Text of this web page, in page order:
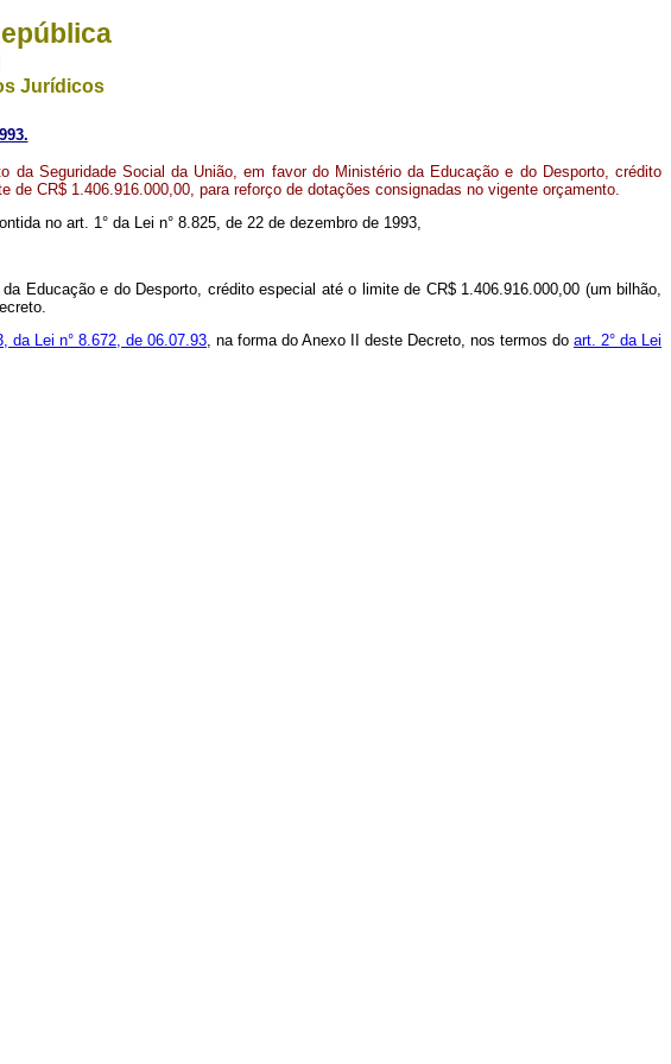
Jurídicos
da Seguridade Social da União, em favor do Ministério da Educação e do Desporto, crédito
de CR$ 1.406.916.000,00, para reforço de dotações consignadas no vigente orçamento.
no art. 1° da Lei n° 8.825, de 22 de dezembro de 1993,
Educação e do Desporto, crédito especial até o limite de CR$ 1.406.916.000,00 (um bilhão,
da Lei n° 8.672, de 06.07.93, na forma do Anexo II deste Decreto, nos termos do art. 2° da Lei